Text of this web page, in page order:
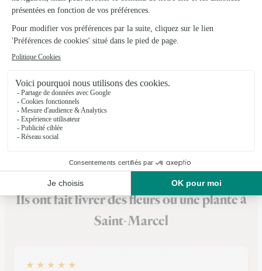
Sedan
12, place d'Armes
Voir la boutique
Ils ont fait livrer des fleurs ou une plante à
Saint-Marcel
★ ★ ★ ★ ★